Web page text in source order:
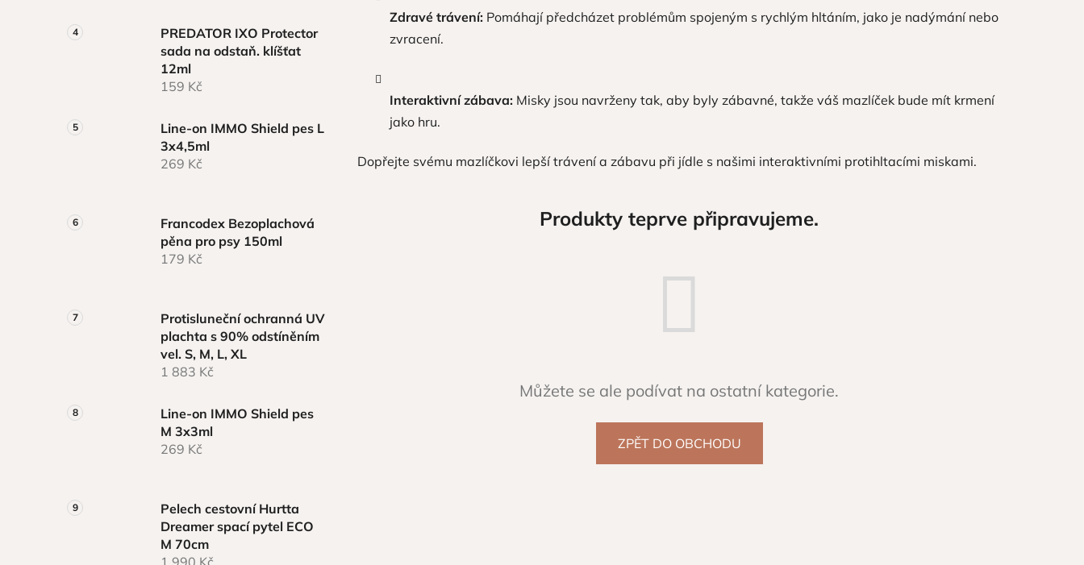
PREDATOR IXO Protector
sada na odstaň. klíšťat
12ml
159 Kč
Line-on IMMO Shield pes L
3x4,5ml
269 Kč
Francodex Bezoplachová
pěna pro psy 150ml
179 Kč
Protisluneční ochranná UV
plachta s 90% odstíněním
vel. S, M, L, XL
1 883 Kč
Line-on IMMO Shield pes
M 3x3ml
269 Kč
Pelech cestovní Hurtta
Dreamer spací pytel ECO
M 70cm
1 990 Kč
Zdravé trávení: Pomáhají předcházet problémům spojeným s rychlým hltáním, jako je nadýmání nebo
zvracení.
Interaktivní zábava: Misky jsou navrženy tak, aby byly zábavné, takže váš mazlíček bude mít krmení
jako hru.
Dopřejte svému mazlíčkovi lepší trávení a zábavu při jídle s našimi interaktivními protihltacími miskami.
Produkty teprve připravujeme.
Můžete se ale podívat na ostatní kategorie.
ZPĚT DO OBCHODU